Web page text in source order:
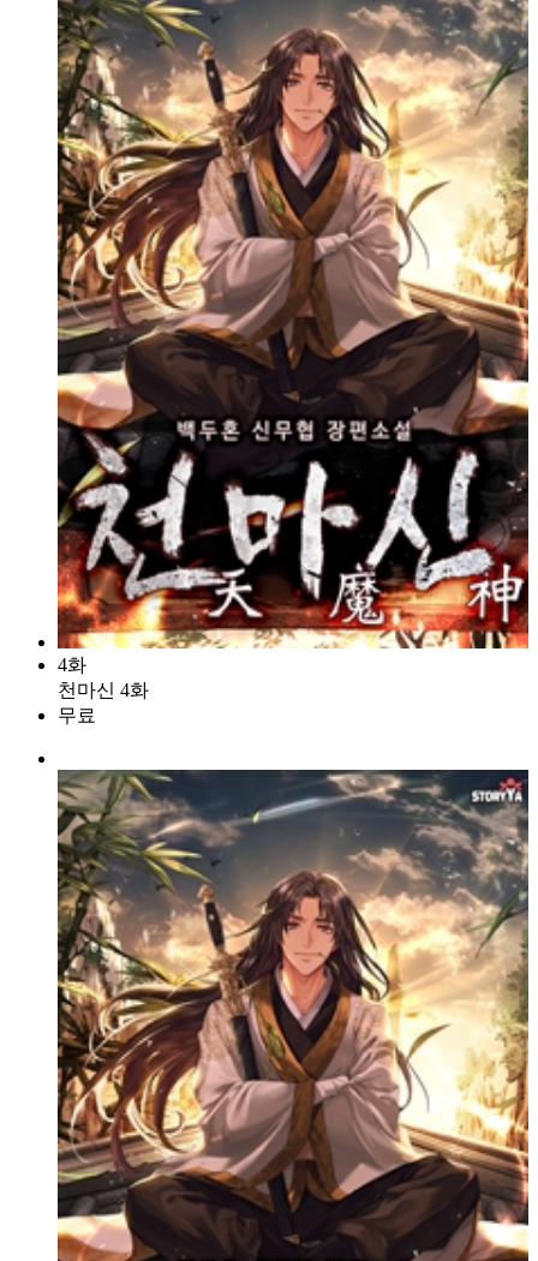
4화
천마신 4화
무료